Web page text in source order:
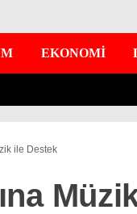
EKONOMİ
ile Destek